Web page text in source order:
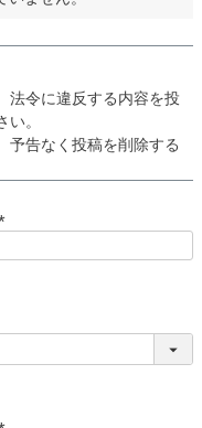
法令に違反する内容を投
。
予告なく投稿を削除する